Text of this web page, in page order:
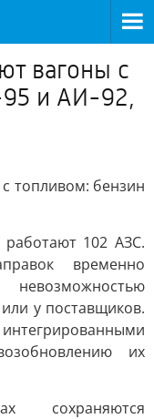
вагоны с
и АИ-92,
топливом: бензин
102 АЗС.
временно
у поставщиков.
их
сохраняются